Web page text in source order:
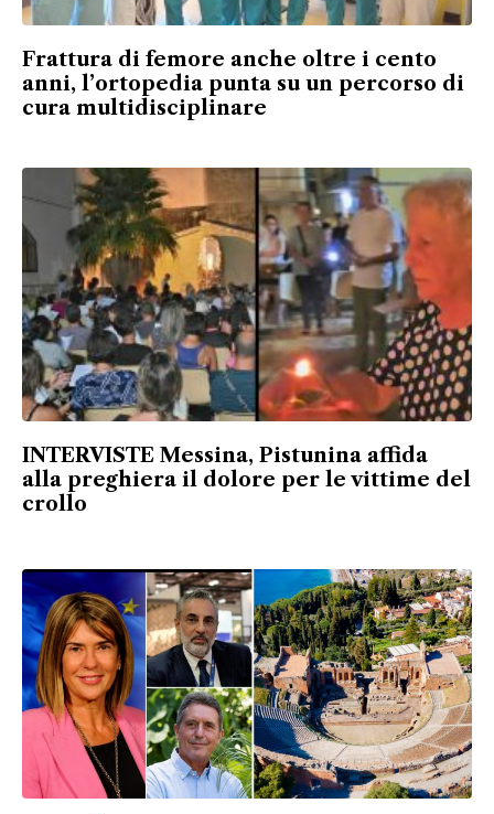
Frattura di femore anche oltre i cento
anni, l’ortopedia punta su un percorso di
cura multidisciplinare
INTERVISTE Messina, Pistunina affida
alla preghiera il dolore per le vittime del
crollo